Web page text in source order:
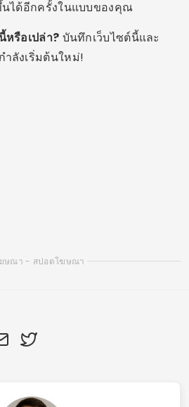
ามหลงใหลในเทคโนโลยี แอป
อนไลน์บนบล็อกของเขา